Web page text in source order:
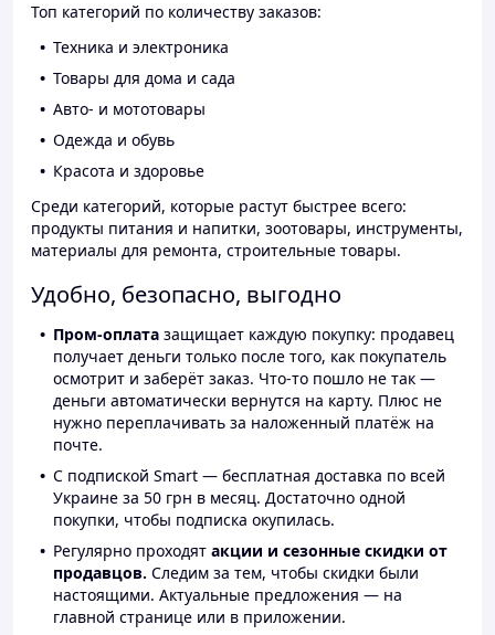
Топ категорий по количеству заказов:
Техника и электроника
Товары для дома и сада
Авто- и мототовары
Одежда и обувь
Красота и здоровье
Среди категорий, которые растут быстрее всего:
продукты питания и напитки, зоотовары, инструменты,
материалы для ремонта, строительные товары.
Удобно, безопасно, выгодно
Пром-оплата защищает каждую покупку: продавец
получает деньги только после того, как покупатель
осмотрит и заберёт заказ. Что-то пошло не так —
деньги автоматически вернутся на карту. Плюс не
нужно переплачивать за наложенный платёж на
почте.
С подпиской Smart — бесплатная доставка по всей
Украине за 50 грн в месяц. Достаточно одной
покупки, чтобы подписка окупилась.
Регулярно проходят акции и сезонные скидки от
продавцов. Следим за тем, чтобы скидки были
настоящими. Актуальные предложения — на
главной странице или в приложении.